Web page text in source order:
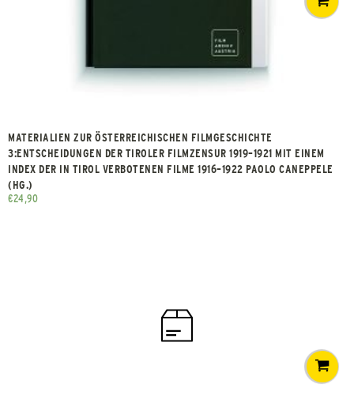
MATERIALIEN ZUR ÖSTERREICHISCHEN FILMGESCHICHTE
3:ENTSCHEIDUNGEN DER TIROLER FILMZENSUR 1919–1921 MIT EINEM
INDEX DER IN TIROL VERBOTENEN FILME 1916–1922 PAOLO CANEPPELE
(HG.)
€24,90